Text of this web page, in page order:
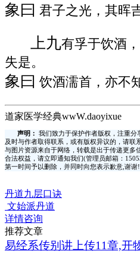
象曰 君子之光，其晖
上九有孚于饮酒
失是。
象曰 饮酒濡首，亦不
道家医学经典wwW.daoyixue
声明：
我们致力于保护作者版权，注重
及时与作者取得联系，或有版权异议的，请联
与图片资源来自于网络，转载是出于传递更多
合法权益，请立即通知我们(管理员邮箱：
第一时间予以删除，并同时向您表示歉意,谢谢!
丹道九层口诀
文始派丹道
详情咨询
推荐文章
易经系传别讲上传11章,开